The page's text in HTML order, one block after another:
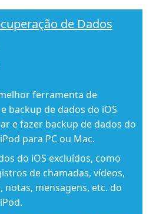
de Dados
ferramenta de
backup de dados do iOS
e fazer backup de dados do
para PC ou Mac.
do iOS excluídos, como
de chamadas, vídeos,
notas, mensagens, etc. do